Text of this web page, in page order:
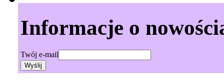
Informacje o
Twój e-mail